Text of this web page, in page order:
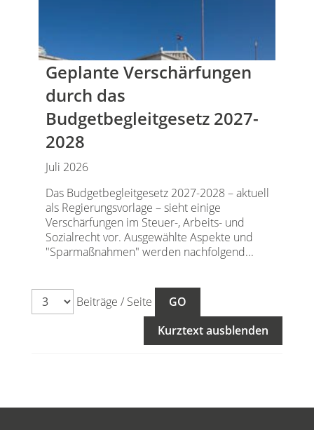
Geplante Verschärfungen
durch das
Budgetbegleitgesetz 2027-
2028
Juli 2026
Das Budgetbegleitgesetz 2027-2028 – aktuell
als Regierungsvorlage – sieht einige
Verschärfungen im Steuer-, Arbeits- und
Sozialrecht vor. Ausgewählte Aspekte und
"Sparmaßnahmen" werden nachfolgend...
Beiträge / Seite
Kurztext ausblenden